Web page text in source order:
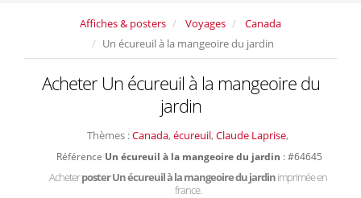
Affiches & posters Voyages
Canada
Un écureuil à la mangeoire du jardin
Acheter Un écureuil à la mangeoire du
jardin
Thèmes :Canada, écureuil, Claude Laprise,
Référence Un écureuil à la mangeoire du jardin : #64645
Acheterposter Un écureuil à la mangeoire du jardinimprimée en
france.